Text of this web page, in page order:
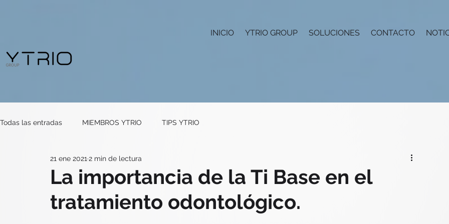
INICIO YTRIO GROUP SOLUCIONES CONTACTO
Todas las entradas MIEMBROS YTRIO TIPS YTRIO
La importancia de la Ti Base en el
tratamiento odontológico.
21 ene 2021 2 min de lectura